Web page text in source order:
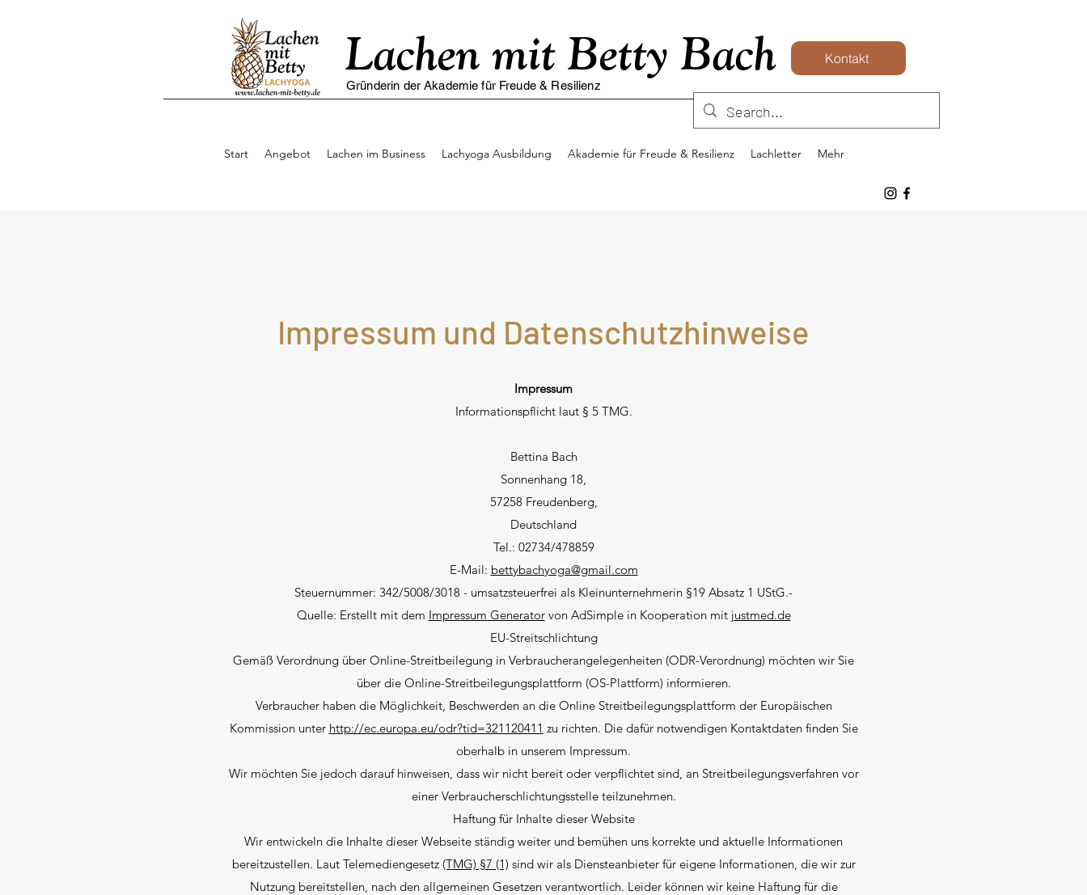
Lachen mit Betty Bach
Gründerin der Akademie für Freude & Resilienz
Kontakt
Start Angebot Lachen im Business Lachyoga Ausbildung Akademie für Freude & Resilienz Lachletter Mehr
Impressum und Datenschutzhinweise
Impressum
Informationspflicht laut § 5 TMG.
Bettina Bach
Sonnenhang 18,
57258 Freudenberg,
Deutschland
Tel.: 02734/478859
E-Mail: bettybachyoga@gmail.com
Steuernummer: 342/5008/3018 - umsatzsteuerfrei als Kleinunternehmerin §19 Absatz 1 UStG.-
Quelle: Erstellt mit dem Impressum Generatorvon AdSimple in Kooperation mit justmed.de
EU-Streitschlichtung
Gemäß Verordnung über Online-Streitbeilegung in Verbraucherangelegenheiten (ODR-Verordnung) möchten wir Sie
über die Online-Streitbeilegungsplattform (OS-Plattform) informieren.
Verbraucher haben die Möglichkeit, Beschwerden an die Online Streitbeilegungsplattform der Europäischen
Kommission unter http://ec.europa.eu/odr?tid=321120411 zu richten. Die dafür notwendigen Kontaktdaten finden Sie
oberhalb in unserem Impressum.
Wir möchten Sie jedoch darauf hinweisen, dass wir nicht bereit oder verpflichtet sind, an Streitbeilegungsverfahren vor
einer Verbraucherschlichtungsstelle teilzunehmen.
Haftung für Inhalte dieser Website
Wir entwickeln die Inhalte dieser Webseite ständig weiter und bemühen uns korrekte und aktuelle Informationen
bereitzustellen. Laut Telemediengesetz (TMG) §7 (1) sind wir als Diensteanbieter für eigene Informationen, die wir zur
Nutzung bereitstellen, nach den allgemeinen Gesetzen verantwortlich. Leider können wir keine Haftung für die